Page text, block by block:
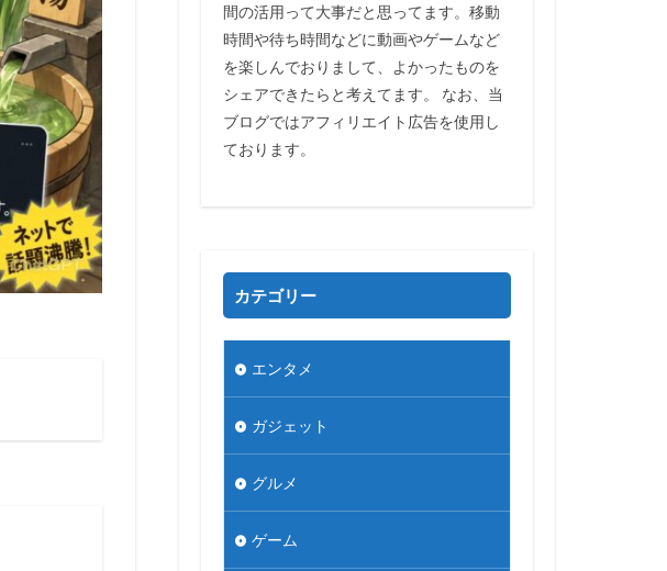
間の活用って大事だと思ってます。移動
時間や待ち時間などに動画やゲームなど
を楽しんでおりまして、よかったものを
シェアできたらと考えてます。 なお、当
ブログではアフィリエイト広告を使用し
ております。
カテゴリー
エンタメ
ガジェット
グルメ
ゲーム